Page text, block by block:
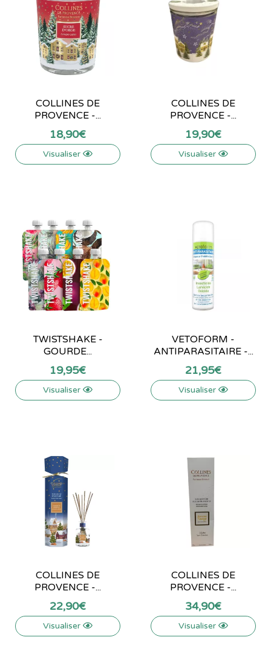
COLLINES DE
PROVENCE -...
18,90€
Visualiser
COLLINES DE
PROVENCE -...
19,90€
Visualiser
TWISTSHAKE -
GOURDE...
19,95€
Visualiser
VETOFORM -
ANTIPARASITAIRE -...
21,95€
Visualiser
COLLINES DE
PROVENCE -...
22,90€
Visualiser
COLLINES DE
PROVENCE -...
34,90€
Visualiser